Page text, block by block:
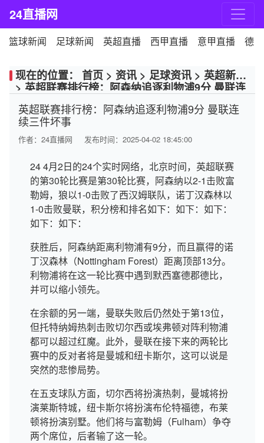
24直播网
篮球新闻 足球新闻 英超直播 西甲直播 意甲直播 德
现在的位置： 首页 > 资讯 > 足球资讯 > 英超新闻
> 英超联赛排行榜：阿森纳追逐利物浦9分 曼联连
英超联赛排行榜：阿森纳追逐利物浦9分 曼联连
续三件坏事
作者： 24直播网 发布时间：2025-04-02 18:45:00
24 4月2日的24个实时网络，北京时间，英超联赛
的第30轮比赛是第30轮比赛，阿森纳以2-1击败富
勒姆，狼以1-0击败了西汉姆联队，诺丁汉森林以
1-0击败曼联，积分榜和排名如下：如下：如下：
如下：如下：
获胜后，阿森纳距离利物浦有9分，而且赢得的诺
丁汉森林（Nottingham Forest）距离顶部13分。
利物浦将在这一轮比赛中遇到默西塞德郡德比，
并可以缩小领先。
在余额的另一端，曼联失败后仍然处于第13位，
但托特纳姆热刺击败切尔西或埃弗顿对阵利物浦
都可以超过红魔。此外，曼联在接下来的两轮比
赛中的反对者将是曼城和纽卡斯尔，这可以说是
突然的悲惨局势。
在五支球队方面，切尔西将扮演热刺，曼城将扮
演莱斯特城，纽卡斯尔将扮演布伦特福德，布莱
顿将扮演别墅。他们将与富勒姆（Fulham）争夺
两个席位，后者输了这一轮。